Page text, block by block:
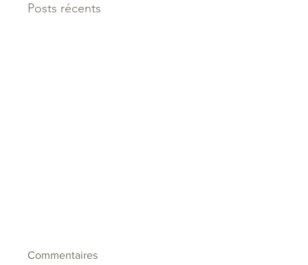
Posts récents
Commentaires